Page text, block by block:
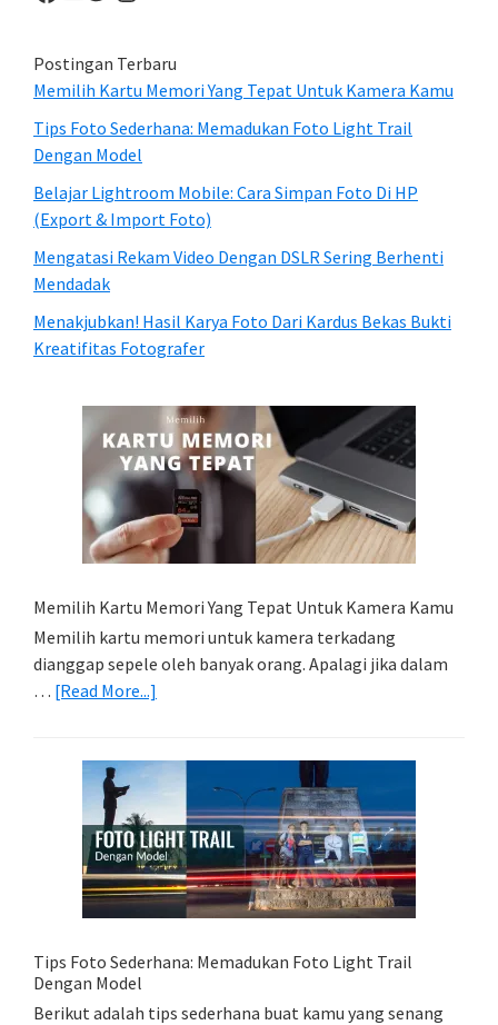
Postingan Terbaru
Memilih Kartu Memori Yang Tepat Untuk Kamera Kamu
Tips Foto Sederhana: Memadukan Foto Light Trail
Dengan Model
Belajar Lightroom Mobile: Cara Simpan Foto Di HP
(Export & Import Foto)
Mengatasi Rekam Video Dengan DSLR Sering Berhenti
Mendadak
Menakjubkan! Hasil Karya Foto Dari Kardus Bekas Bukti
Kreatifitas Fotografer
Memilih Kartu Memori Yang Tepat Untuk Kamera Kamu
Memilih kartu memori untuk kamera terkadang
dianggap sepele oleh banyak orang. Apalagi jika dalam
… [Read More...]
Memori
Tepat
Untuk
Kamera
Kamu
Tips Foto Sederhana: Memadukan Foto Light Trail
Dengan Model
Berikut adalah tips sederhana buat kamu yang senang